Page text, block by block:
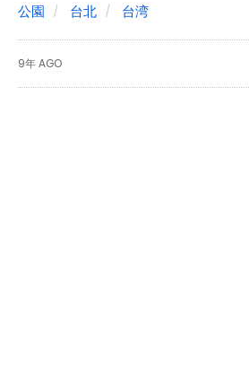
公園 台北 台湾
9年 AGO